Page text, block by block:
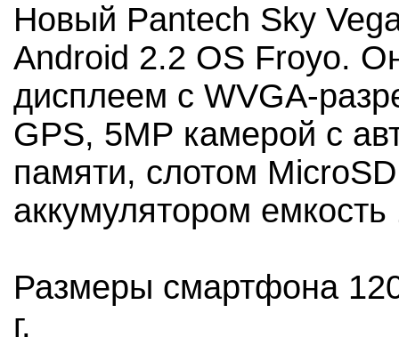
Новый Pantech Sky
Android 2.2 OS Froyo.
дисплеем с WVGA-
GPS, 5МР камерой с
памяти, слотом
аккумулятором
Размеры смартфона
г.